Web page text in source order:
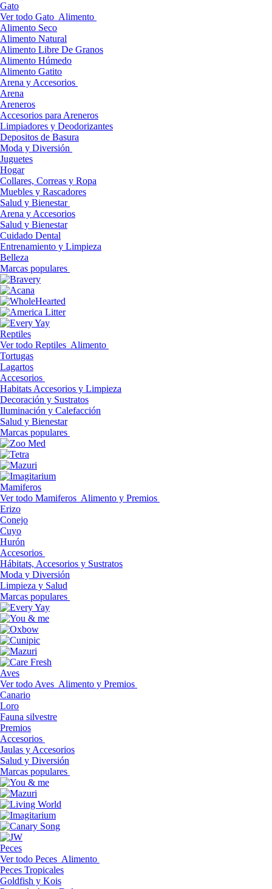
Gato
Ver todo Gato Alimento
Alimento Seco
Alimento Natural
Alimento Libre De Granos
Alimento Húmedo
Alimento Gatito
Arena y Accesorios
Arena
Areneros
Accesorios para Areneros
Limpiadores y Deodorizantes
Depositos de Basura
Moda y Diversión
Juguetes
Hogar
Collares, Correas y Ropa
Muebles y Rascadores
Salud y Bienestar
Arena y Accesorios
Salud y Bienestar
Cuidado Dental
Entrenamiento y Limpieza
Belleza
Marcas populares
Reptiles
Ver todo Reptiles Alimento
Tortugas
Lagartos
Accesorios
Habitats Accesorios y Limpieza
Decoración y Sustratos
Iluminación y Calefacción
Salud y Bienestar
Marcas populares
Mamiferos
Ver todo Mamiferos Alimento y Premios
Erizo
Conejo
Cuyo
Hurón
Accesorios
Hábitats, Accesorios y Sustratos
Moda y Diversión
Limpieza y Salud
Marcas populares
Aves
Ver todo Aves Alimento y Premios
Canario
Loro
Fauna silvestre
Premios
Accesorios
Jaulas y Accesorios
Salud y Diversión
Marcas populares
Peces
Ver todo Peces Alimento
Peces Tropicales
Goldfish y Kois